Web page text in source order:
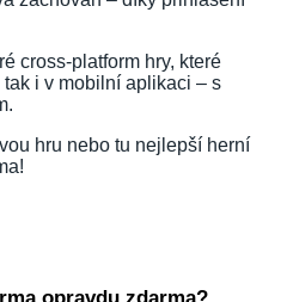
cross-platform hry, které
i v mobilní aplikaci – s
hru nebo tu nejlepší herní